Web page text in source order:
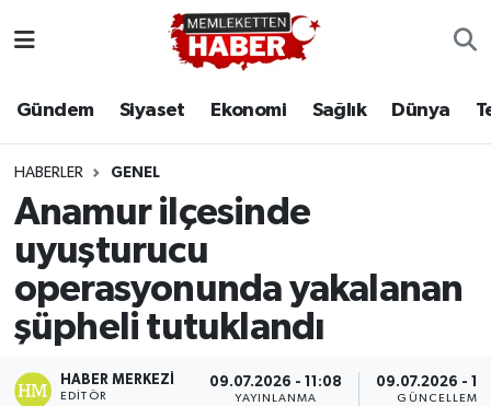
Gündem Siyaset Ekonomi Sağlık Dünya
HABERLER GENEL
Anamur ilçesinde
uyuşturucu
operasyonunda yakalanan
şüpheli tutuklandı
HABER MERKEZI
EDITÖR
09.07.2026 - 11:08
YAYINLANMA
09.07.2026 -
GÜNCELLEME